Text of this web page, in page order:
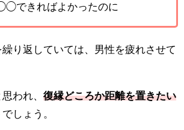
できればよかったのに
繰り返していては、男性を疲れさせて
われ、 復縁どころか距離を置きたい
しょう。